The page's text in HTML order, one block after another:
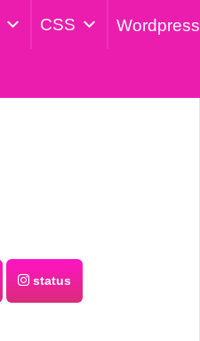
CSS Wordpress
status